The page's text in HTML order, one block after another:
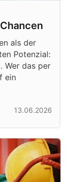
als der
Potenzial:
Wer das per
ein
13.06.2026